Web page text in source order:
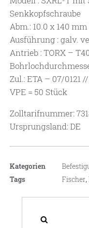
Senkkopfschraube
Abm.: 10.0 x 140 mm
Ausführung : galv.
Antrieb : TORX –
Zul.: ETA – 07/0121
VPE = 50 Stück
Zolltarifnummer:
Ursprungsland: DE
Kategorien
Tags
Fischer,